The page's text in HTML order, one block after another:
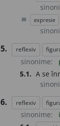
chat_bubble expresie
5. reflexiv
sinonime:
5.1. A se
6. reflexiv
sinonime: